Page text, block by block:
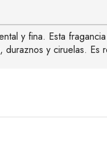
y fina. Esta
y ciruelas. Es